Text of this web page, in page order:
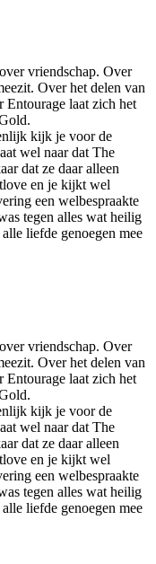
vriendschap. Over
Over het delen van
Entourage laat zich het
kijk je voor de
wel naar dat The
dat ze daar alleen
en je kijkt wel
een welbespraakte
tegen alles wat heilig
liefde genoegen mee
vriendschap. Over
Over het delen van
Entourage laat zich het
kijk je voor de
wel naar dat The
dat ze daar alleen
en je kijkt wel
een welbespraakte
tegen alles wat heilig
liefde genoegen mee